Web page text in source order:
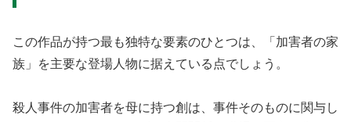
この作品が持つ最も独特な要素のひとつは、「加害者の家
族」を主要な登場人物に据えている点でしょう。
殺人事件の加害者を母に持つ創は、事件そのものに関与し